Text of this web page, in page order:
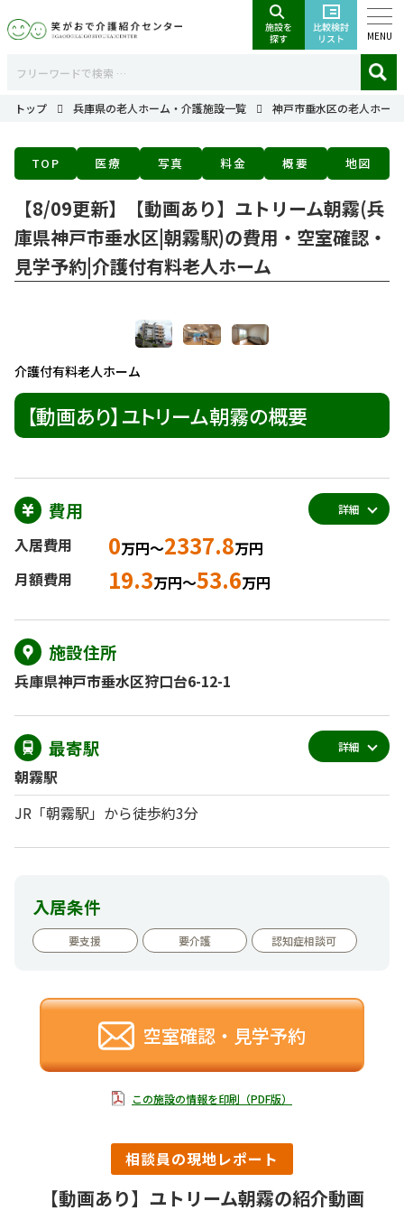
MENU
トップ 兵庫県の老人ホーム・介護施設一覧 神戸市垂水区の老人ホー
TOP 医療 写真 料金 概要 地図
【8/09更新】【動画あり】ユトリーム朝霧(兵
庫県神戸市垂水区|朝霧駅)の費用・空室確認・
見学予約|介護付有料老人ホーム
介護付有料老人ホーム
【動画あり】ユトリーム朝霧の概要
費用
入居費用 0万円～2337.8万円
月額費用
19.3万円～53.6万円
詳細
施設住所
兵庫県神戸市垂水区狩口台6-12-1
最寄駅
朝霧駅
JR「朝霧駅」から徒歩約3分
詳細
入居条件
要支援 要介護 認知症相談可
空室確認・見学予約
この施設の情報を印刷（PDF版）
相談員の現地レポート
【動画あり】ユトリーム朝霧の紹介動画